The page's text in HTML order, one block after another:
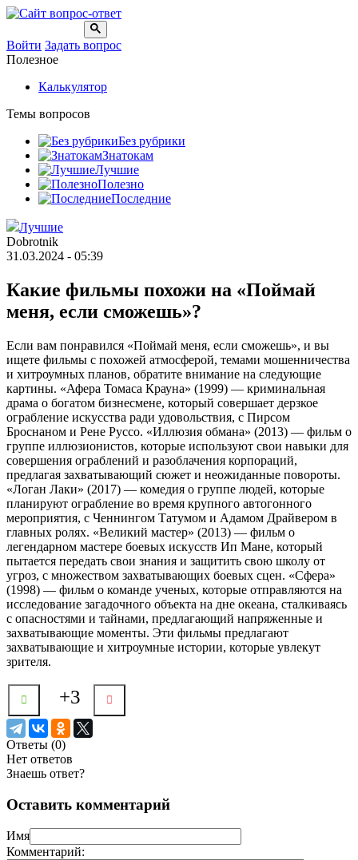
Войти Задать вопрос
Полезное
Калькулятор
Темы вопросов
Без рубрики
Знатокам
Лучшие
Полезно
Последние
Лучшие
Dobrotnik
31.03.2024 - 05:39
Какие фильмы похожи на «Поймай
меня, если сможешь»?
Если вам понравился «Поймай меня, если сможешь», и вы
ищете фильмы с похожей атмосферой, темами мошенничества
и хитроумных планов, обратите внимание на следующие
картины. «Афера Томаса Крауна» (1999) — криминальная
драма о богатом бизнесмене, который совершает дерзкое
ограбление искусства ради удовольствия, с Пирсом
Броснаном и Рене Руссо. «Иллюзия обмана» (2013) — фильм о
группе иллюзионистов, которые используют свои навыки для
совершения ограблений и разоблачения корпораций,
предлагая захватывающий сюжет и неожиданные повороты.
«Логан Лаки» (2017) — комедия о группе людей, которые
планируют ограбление во время крупного автогонного
мероприятия, с Ченнингом Татумом и Адамом Драйвером в
главных ролях. «Великий мастер» (2013) — фильм о
легендарном мастере боевых искусств Ип Мане, который
пытается передать свои знания и защитить свою школу от
угроз, с множеством захватывающих боевых сцен. «Сфера»
(1998) — фильм о команде ученых, которые отправляются на
исследование загадочного объекта на дне океана, сталкиваясь
с опасностями и тайнами, предлагающий напряженные и
захватывающие моменты. Эти фильмы предлагают
захватывающие и хитроумные истории, которые увлекут
зрителя.
+3
Ответы (0)
Нет ответов
Знаешь ответ?
Оставить комментарий
Имя
Комментарий: